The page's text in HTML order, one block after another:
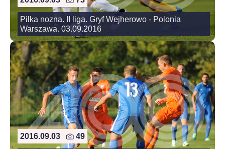
Pilka nozna. II liga. Gryf Wejherowo - Polonia
Warszawa. 03.09.2016
2016.09.03 49